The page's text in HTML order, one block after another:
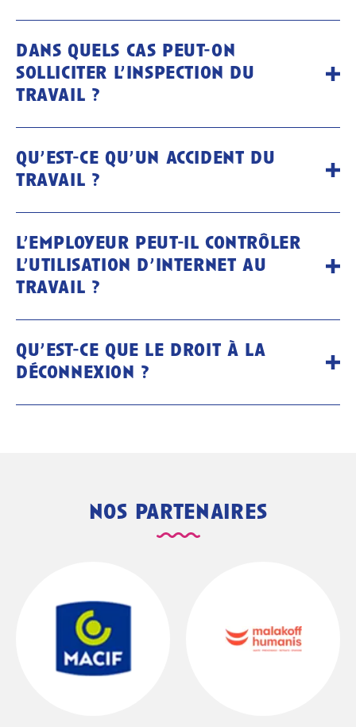
dans quels cas peut-on
solliciter l’inspection du
travail ?
qu’est-ce qu’un accident du
travail ?
l’employeur peut-il contrôler
l’utilisation d’internet au
travail ?
qu’est-ce que le droit à la
déconnexion ?
nos partenaires